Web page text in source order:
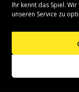
Ihr kennt das Spiel.
unseren Service zu
| Präsentiert